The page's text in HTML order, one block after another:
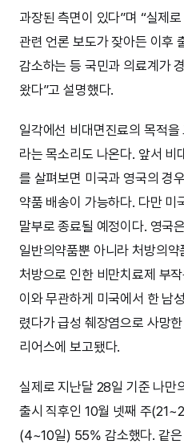
과장된 측면이 있다”며 “실제
관련 언론 보도가 잦아든 이후
감소하는 등 국민과 의료계가
왔다”고 설명했다.
일각에선 비대면진료의 목적
라는 목소리도 나온다. 앞서 비
를 살펴보면 미국과 영국의 경
약품 배송이 가능하다. 다만 미
말부로 종료될 예정이다. 영국
일반의약품뿐 아니라 처방의
처방으로 인한 비만치료제 부
이와 무관하게 미국에서 한 남
렸다가 급성 췌장염으로 사망
리어스에 보고됐다.
실제로 지난달 28일 기준 나만
출시 직후인 10월 넷째 주
(4~10일) 55% 감소했다. 같은